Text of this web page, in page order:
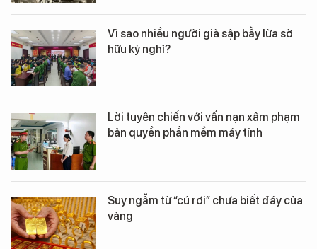
Vì sao nhiều người già sập bẫy lừa sở
hữu kỳ nghỉ?
Lời tuyên chiến với vấn nạn xâm phạm
bản quyền phần mềm máy tính
Suy ngẫm từ “cú rơi” chưa biết đáy của
vàng